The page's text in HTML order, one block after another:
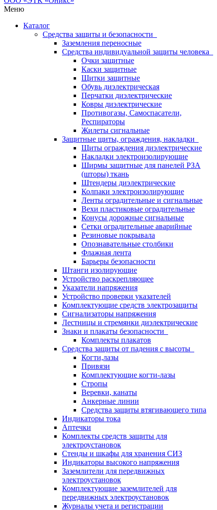
Меню
Каталог
Средства защиты и безопасности
Заземления переносные
Средства индивидуальной защиты человека
Очки защитные
Каски защитные
Щитки защитные
Обувь диэлектрическая
Перчатки диэлектрические
Ковры диэлектрические
Противогазы, Самоспасатели,
Респираторы
Жилеты сигнальные
Защитные щиты, ограждения, накладки
Щиты ограждения диэлектрические
Накладки электроизолирующие
Ширмы защитные для панелей РЗА
(шторы) ткань
Штендеры диэлектрические
Колпаки электроизолирующие
Ленты оградительные и сигнальные
Вехи пластиковые оградительные
Конусы дорожные сигнальные
Сетки оградительные аварийные
Резиновые покрывала
Опознавательные столбики
Флажная лента
Барьеры безопасности
Штанги изолирующие
Устройство раскрепляющее
Указатели напряжения
Устройство проверки указателей
Комплектующие средств электрозащиты
Сигнализаторы напряжения
Лестницы и стремянки диэлектрические
Знаки и плакаты безопасности
Комплекты плакатов
Средства защиты от падения с высоты
Когти,лазы
Привязи
Комплектующие когти-лазы
Стропы
Веревки, канаты
Анкерные линии
Средства защиты втягивающего типа
Индикаторы тока
Аптечки
Комплекты средств защиты для
электроустановок
Стенды и шкафы для хранения СИЗ
Индикаторы высокого напряжения
Заземлители для передвижных
электроустановок
Комплектующие заземлителей для
передвижных электроустановок
Журналы учета и регистрации